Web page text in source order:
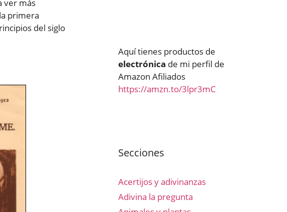
ver más
primera
del siglo
Aquí tienes productos de
electrónica de mi perfil de
Amazon Afiliados
https://amzn.to/3lpr3mC
Secciones
Acertijos y adivinanzas
Adivina la pregunta